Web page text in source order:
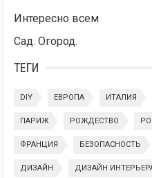
Интересно всем
Сад. Огород.
ТЕГИ
DIY ЕВРОПА ИТАЛИЯ
ПАРИЖ РОЖДЕСТВО
ФРАНЦИЯ БЕЗОПАСНОСТЬ
ДИЗАЙН ДИЗАЙН